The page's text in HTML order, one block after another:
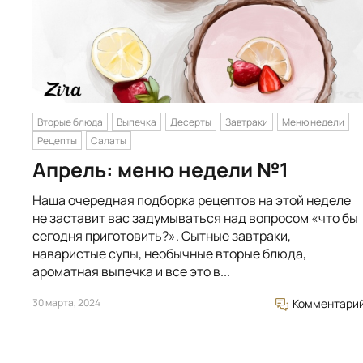
Вторые блюда Выпечка Десерты Завтраки
Меню недели
Рецепты
Салаты
Апрель: меню недели №1
Наша очередная подборка рецептов на этой неделе
не заставит вас задумываться над вопросом «что бы
сегодня приготовить?». Сытные завтраки,
наваристые супы, необычные вторые блюда,
ароматная выпечка и все это в...
30 марта, 2024